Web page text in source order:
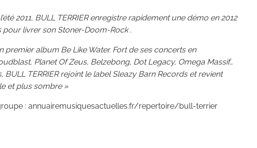
2011, BULL TERRIER enregistre rapidement une démo en 2012
pour livrer son Stoner-Doom-Rock .
premier album Be Like Water. Fort de ses concerts en
Planet Of Zeus, Belzebong, Dot Legacy, Omega Massif…
TERRIER rejoint le label Sleazy Barn Records et revient
et plus sombre »
: annuairemusiquesactuelles.fr/repertoire/bull-terrier